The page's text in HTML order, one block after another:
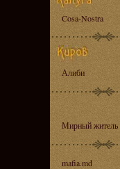
Cosa-Nostra
Алиби
Мирный житель
mafia.md